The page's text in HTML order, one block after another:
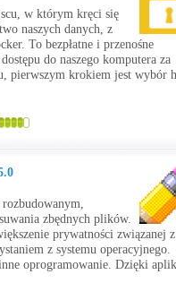
w którym kręci się
naszych danych, z
To bezpłatne i przenośne
do naszego komputera za
pierwszym krokiem jest wybór
zbędnych plików.
prywatności związanej z
z systemu operacyjnego.
oprogramowanie. Dzięki